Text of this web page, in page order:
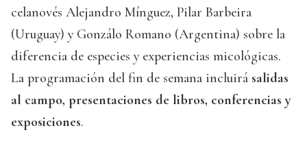
celanovés Alejandro Mínguez, Pilar Barbeira
(Uruguay) y Gonzálo Romano (Argentina) sobre la
diferencia de especies y experiencias micológicas.
La programación del fin de semana incluirá salidas
al campo, presentaciones de libros, conferencias y
exposiciones.